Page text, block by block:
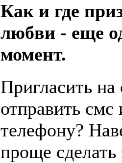
Как и где
любви - еще
момент.
Пригласить на
отправить смс
телефону?
проще